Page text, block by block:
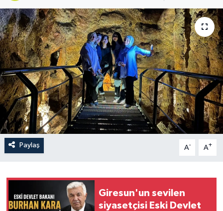
Paylaş A- A+
Giresun'un sevilen
siyasetçisi Eski Devlet